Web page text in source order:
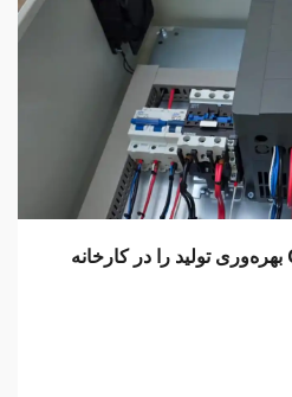
اینورتر Goldbell G580M بهره‌وری تولید را در کارخانه